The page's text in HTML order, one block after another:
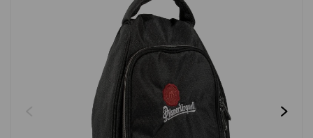
PRIHLÁSIŤ SA
Zabudnuté heslo Nová registrácia